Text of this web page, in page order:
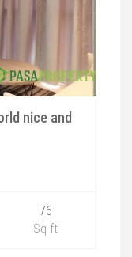
nice and
76
Sq ft